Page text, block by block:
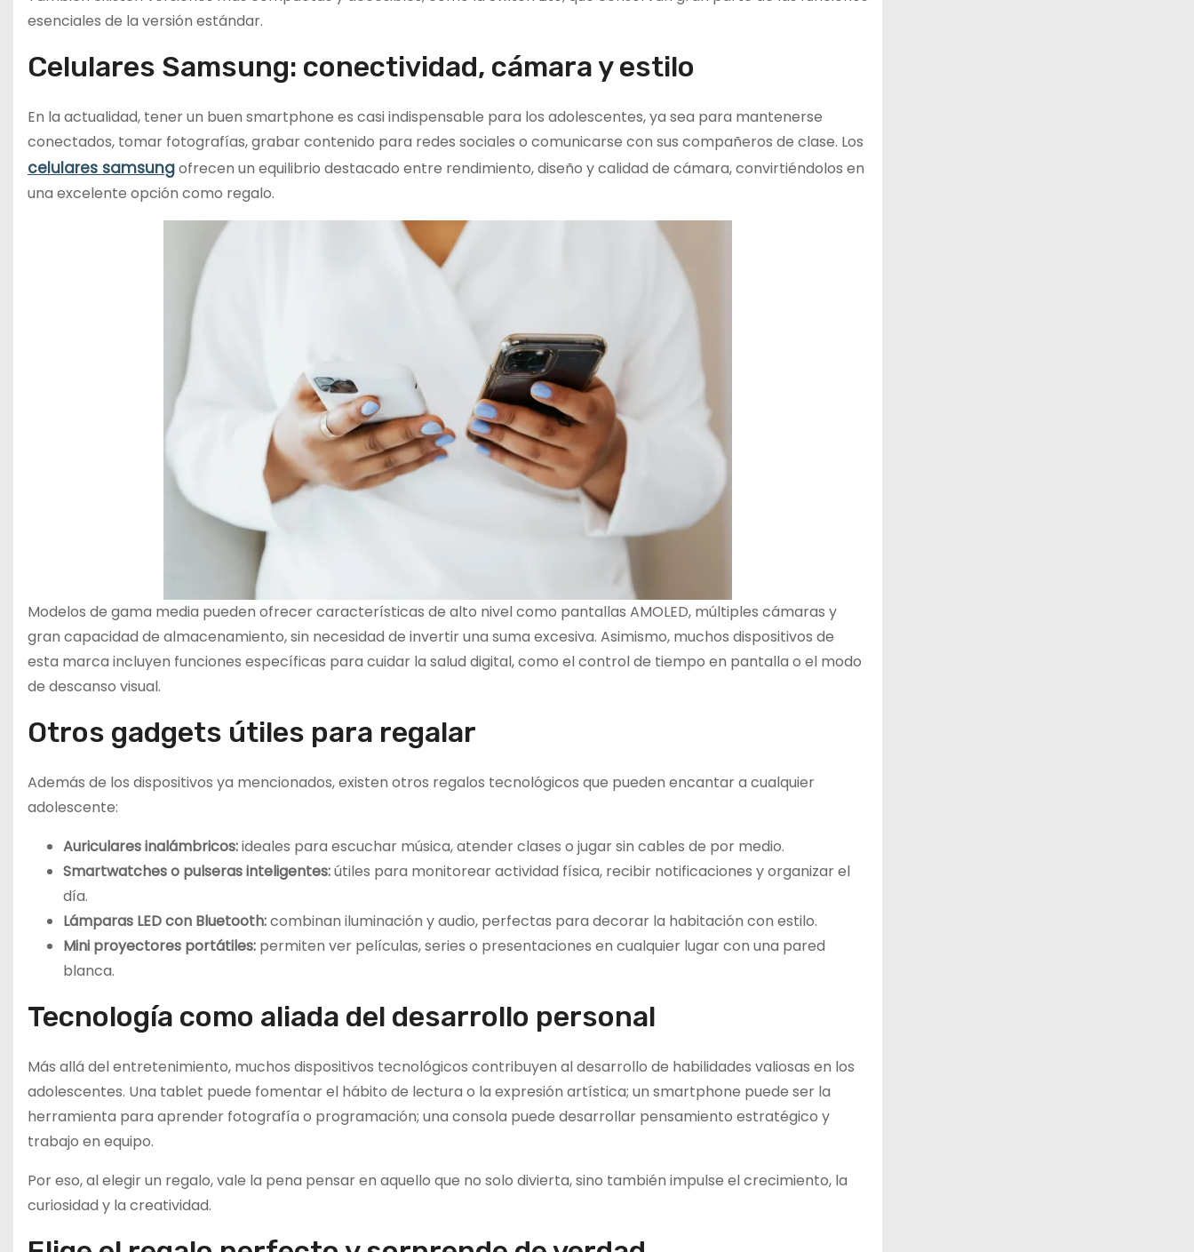
esenciales de la versión estándar.
Celulares Samsung: conectividad, cámara y estilo
En la actualidad, tener un buen smartphone es casi indispensable para los adolescentes, ya sea para mantenerse
conectados, tomar fotografías, grabar contenido para redes sociales o comunicarse con sus compañeros de clase. Los
celulares samsungofrecen un equilibrio destacado entre rendimiento, diseño y calidad de cámara, convirtiéndolos en
una excelente opción como regalo.
Modelos de gama media pueden ofrecer características de alto nivel como pantallas AMOLED, múltiples cámaras y
gran capacidad de almacenamiento, sin necesidad de invertir una suma excesiva. Asimismo, muchos dispositivos de
esta marca incluyen funciones específicas para cuidar la salud digital, como el control de tiempo en pantalla o el modo
de descanso visual.
Otros gadgets útiles para regalar
Además de los dispositivos ya mencionados, existen otros regalos tecnológicos que pueden encantar a cualquier
adolescente:
Auriculares inalámbricos:ideales para escuchar música, atender clases o jugar sin cables de por medio.
Smartwatches o pulseras inteligentes:útiles para monitorear actividad física, recibir notificaciones y organizar el
día.
Lámparas LED con Bluetooth:combinan iluminación y audio, perfectas para decorar la habitación con estilo.
Mini proyectores portátiles: permiten ver películas, series o presentaciones en cualquier lugar con una pared
blanca.
Tecnología como aliada del desarrollo personal
Más allá del entretenimiento, muchos dispositivos tecnológicos contribuyen al desarrollo de habilidades valiosas en los
adolescentes. Una tablet puede fomentar el hábito de lectura o la expresión artística; un smartphone puede ser la
herramienta para aprender fotografía o programación; una consola puede desarrollar pensamiento estratégico y
trabajo en equipo.
Por eso, al elegir un regalo, vale la pena pensar en aquello que no solo divierta, sino también impulse el crecimiento, la
curiosidad y la creatividad.